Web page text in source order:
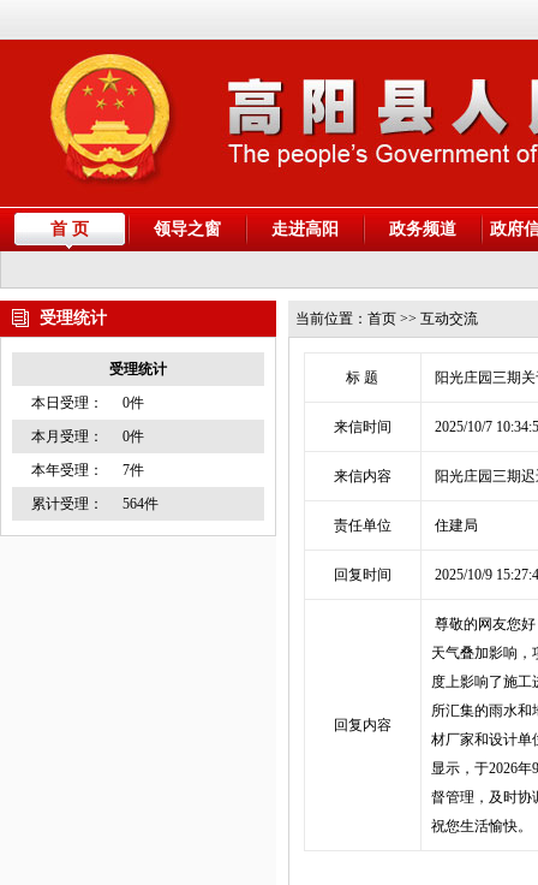
首 页 领导之窗 走进高阳 政务频道 政府
受理统计
受理统计
本日受理：
0件
本月受理：
0件
本年受理：
7件
累计受理：
564件
当前位置： 首页 >> 互动交流
标 题 阳光庄园三期
来信时间 2025/10/7
来信内容 阳光庄园三期
责任单位 住建局
回复时间 2025/10/9
回复内容
尊敬的网友您
天气叠加影响，
度上影响了施工
所汇集的雨水和
材厂家和设计单
显示，于2026
督管理，及时协
祝您生活愉快。